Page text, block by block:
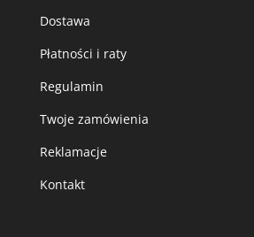
Dostawa
Płatności i raty
Regulamin
Twoje zamówienia
Reklamacje
Kontakt